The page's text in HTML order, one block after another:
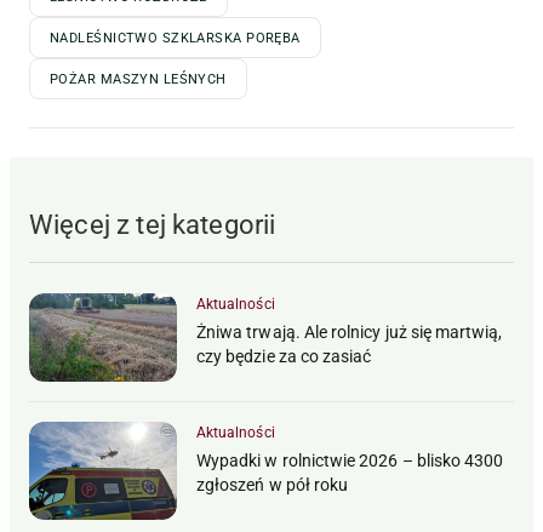
NADLEŚNICTWO SZKLARSKA PORĘBA
POŻAR MASZYN LEŚNYCH
Więcej z tej kategorii
Aktualności
Żniwa trwają. Ale rolnicy już się martwią,
czy będzie za co zasiać
Aktualności
Wypadki w rolnictwie 2026 – blisko 4300
zgłoszeń w pół roku